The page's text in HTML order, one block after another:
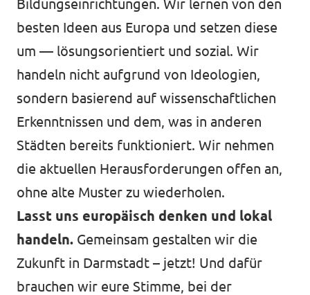
Bildungseinrichtungen. Wir lernen von den
besten Ideen aus Europa und setzen diese
um — lösungsorientiert und sozial. Wir
handeln nicht aufgrund von Ideologien,
sondern basierend auf wissenschaftlichen
Erkenntnissen und dem, was in anderen
Städten bereits funktioniert. Wir nehmen
die aktuellen Herausforderungen offen an,
ohne alte Muster zu wiederholen.
Lasst uns europäisch denken und lokal
handeln. Gemeinsam gestalten wir die
Zukunft in Darmstadt – jetzt! Und dafür
brauchen wir eure Stimme, bei der